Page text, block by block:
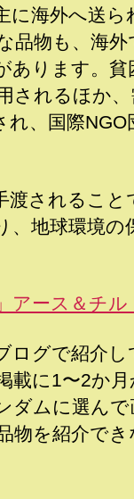
に海外へ送ら
品物も、海外
あります。貧
されるほか
、国際NGO
渡されること
、地球環境の
アース＆チ
グで紹介し
載に1〜2か
ダムに選ん
物を紹介でき